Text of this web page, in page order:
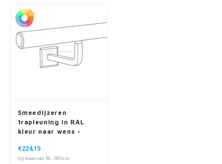
Smeedijzeren
trapleuning in RAL
kleur naar wens -
- incl. vierkante
dragers - met rozet
€224,15
Op maat van 50 - 595 cm